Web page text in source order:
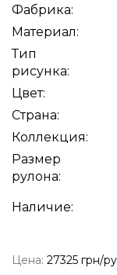
Фабрика:
Материал:
Тип
рисунка:
Цвет:
Страна:
Коллекция:
Размер
рулона:
Наличие:
Цена: 27325 грн/